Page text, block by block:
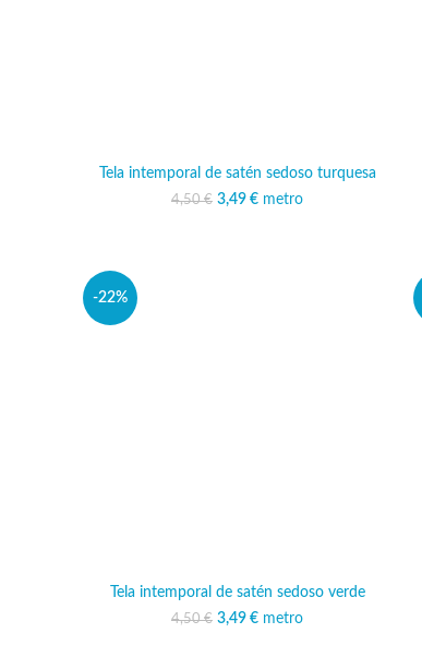
Tela intemporal de satén sedoso turquesa
4,50€
El precio original era:
3,49 € El precio actual es:
metro
-22%
Tela intemporal de satén sedoso verde
4,50€
El precio original era:
3,49 € El precio actual es:
metro